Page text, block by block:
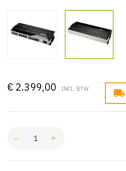
€ 2.399,00 INCL. BTW 